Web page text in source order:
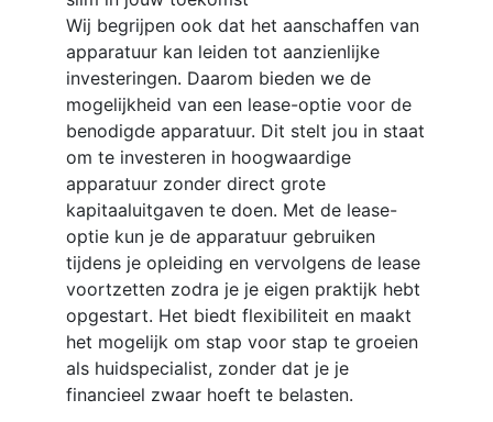
Wij begrijpen ook dat het aanschaffen van
apparatuur kan leiden tot aanzienlijke
investeringen. Daarom bieden we de
mogelijkheid van een lease-optie voor de
benodigde apparatuur. Dit stelt jou in staat
om te investeren in hoogwaardige
apparatuur zonder direct grote
kapitaaluitgaven te doen. Met de lease-
optie kun je de apparatuur gebruiken
tijdens je opleiding en vervolgens de lease
voortzetten zodra je je eigen praktijk hebt
opgestart. Het biedt flexibiliteit en maakt
het mogelijk om stap voor stap te groeien
als huidspecialist, zonder dat je je
financieel zwaar hoeft te belasten.